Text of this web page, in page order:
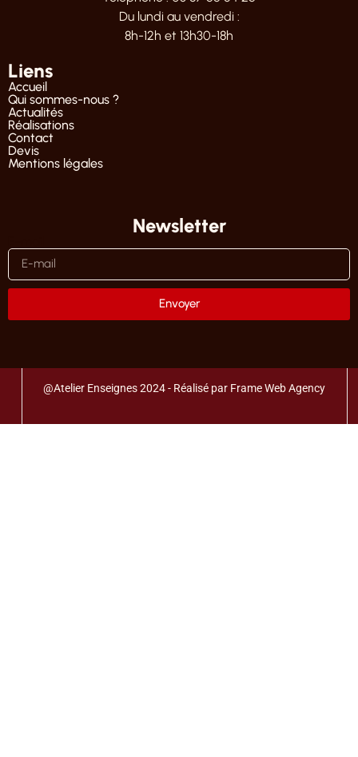
Du lundi au vendredi :
8h-12h et 13h30-18h
Liens
Accueil
Qui sommes-nous ?
Actualités
Réalisations
Contact
Devis
Mentions légales
Newsletter
Envoyer
@Atelier Enseignes 2024 - Réalisé par Frame Web Agency